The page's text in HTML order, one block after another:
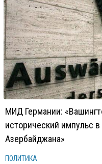
МИД Германии:
исторический импульс
Азербайджана»
ПОЛИТИКА